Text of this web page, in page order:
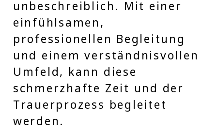
unbeschreiblich. Mit einer
einfühlsamen,
professionellen Begleitung
und einem verständnisvollen
Umfeld, kann diese
schmerzhafte Zeit und der
Trauerprozess begleitet
werden.